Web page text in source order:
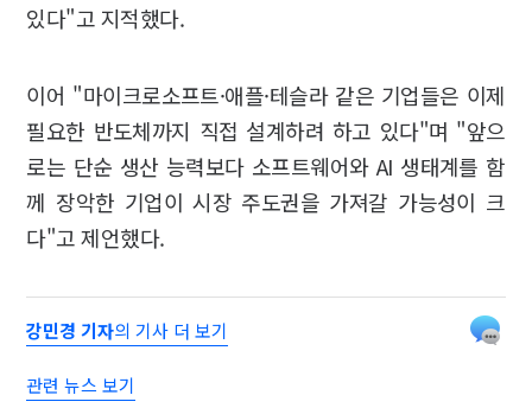
있다"고 지적했다.
이어 "마이크로소프트·애플·테슬라 같은 기업들은 이제
필요한 반도체까지 직접 설계하려 하고 있다"며 "앞으
로는 단순 생산 능력보다 소프트웨어와 AI 생태계를 함
께 장악한 기업이 시장 주도권을 가져갈 가능성이 크
다"고 제언했다.
강민경 기자의 기사 더 보기
관련 뉴스 보기